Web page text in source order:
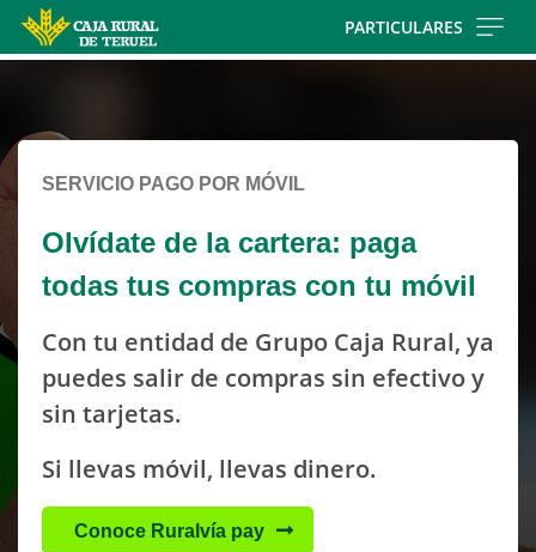
PARTICULARES
por
espere...
SERVICIO PAGO POR MÓVIL
Olvídate de la cartera: paga
todas tus compras con tu móvil
Con tu entidad de Grupo Caja Rural, ya
puedes salir de compras sin efectivo y
sin tarjetas.
Si llevas móvil, llevas dinero.
Conoce Ruralvía pay